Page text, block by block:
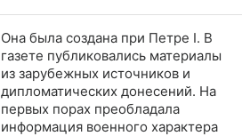
Она была создана при Петре I. В
газете публиковались материалы
из зарубежных источников и
дипломатических донесений. На
первых порах преобладала
информация военного характера